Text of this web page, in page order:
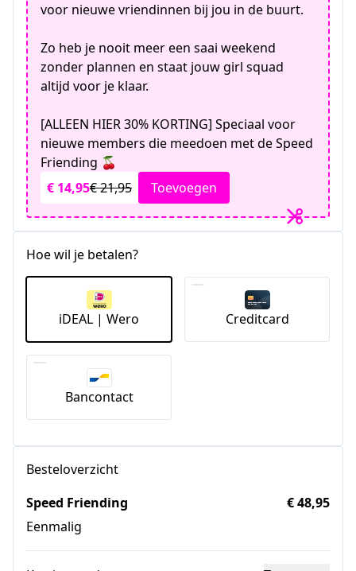
voor nieuwe vriendinnen bij jou in de buurt.
Zo heb je nooit meer een saai weekend
zonder plannen en staat jouw girl squad
altijd voor je klaar.
[ALLEEN HIER 30% KORTING] Speciaal voor
nieuwe members die meedoen met de Speed
Friending 🍒
€ 14,95€ 21,95 Toevoegen
Hoe wil je betalen?
iDEAL | Wero Creditcard
Bancontact
Besteloverzicht
Speed Friending
Eenmalig
€ 48,95